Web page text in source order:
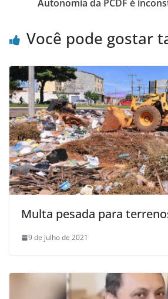
Autonomia da PCDF é
Você pode gostar
Multa pesada para
9 de julho de 2021